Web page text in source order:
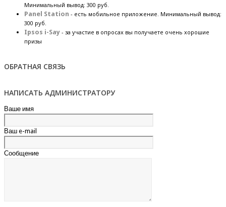
Минимальный вывод: 300 руб.
Panel Station - есть мобильное приложение. Минимальный вывод:
300 руб.
Ipsos i-Say - за участие в опросах вы получаете очень хорошие
призы
ОБРАТНАЯ СВЯЗЬ
НАПИСАТЬ АДМИНИСТРАТОРУ
Ваше имя
Ваш e-mail
Сообщение